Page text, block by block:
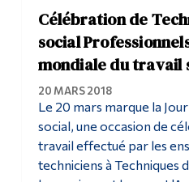
Célébration de
social
mondiale du travail
20 MARS 2018
Le 20 mars marque la
social, une occasion de
travail effectué par les
techniciens à Techniques